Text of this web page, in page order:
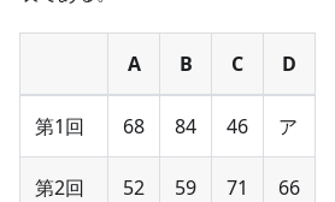
A B C D
第1回 68 84 46 ア
第2回 52 59 71 66